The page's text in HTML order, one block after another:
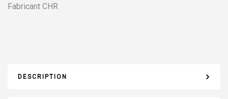
Fabricant CHR
DESCRIPTION